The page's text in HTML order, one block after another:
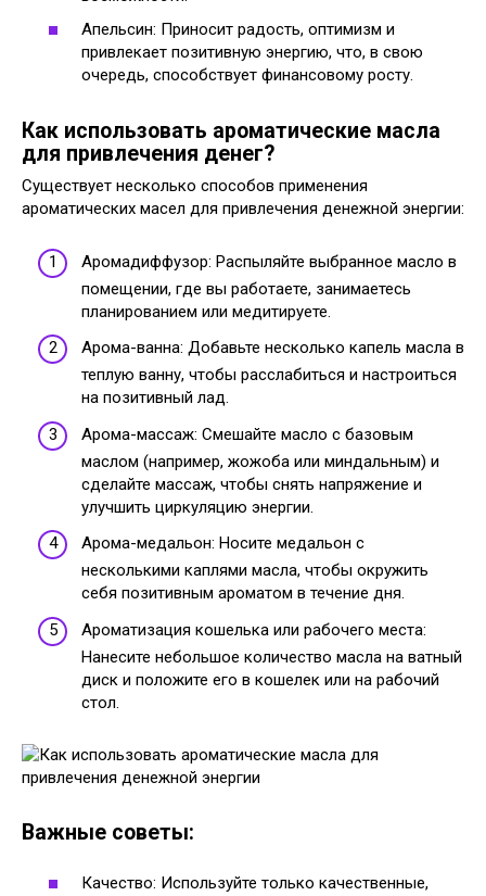
Апельсин: Приносит радость, оптимизм и
привлекает позитивную энергию, что, в свою
очередь, способствует финансовому росту.
Как использовать ароматические масла
для привлечения денег?
Существует несколько способов применения
ароматических масел для привлечения денежной энергии:
Аромадиффузор: Распыляйте выбранное масло в
помещении, где вы работаете, занимаетесь
планированием или медитируете.
Арома-ванна: Добавьте несколько капель масла в
теплую ванну, чтобы расслабиться и настроиться
на позитивный лад.
Арома-массаж: Смешайте масло с базовым
маслом (например, жожоба или миндальным) и
сделайте массаж, чтобы снять напряжение и
улучшить циркуляцию энергии.
Арома-медальон: Носите медальон с
несколькими каплями масла, чтобы окружить
себя позитивным ароматом в течение дня.
Ароматизация кошелька или рабочего места:
Нанесите небольшое количество масла на ватный
диск и положите его в кошелек или на рабочий
стол.
Важные советы:
Качество: Используйте только качественные,